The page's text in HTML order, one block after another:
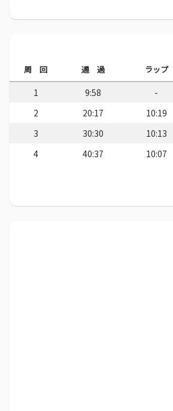
周 回 通 過 ラップ
1 9:58 -
2
20:17 10:19
3
30:30 10:13
4
40:37 10:07